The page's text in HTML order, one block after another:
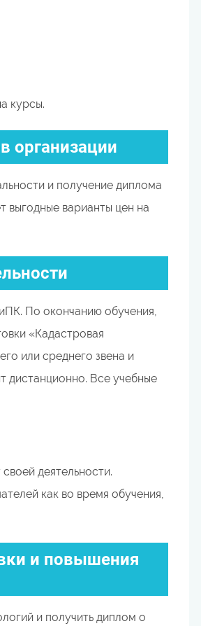
курсы.
организации
и получение диплома
варианты цен на
По окончанию обучения,
«Кадастровая
или среднего звена и
дистанционно. Все учебные
деятельности.
как во время обучения,
и повышения
и получить диплом о